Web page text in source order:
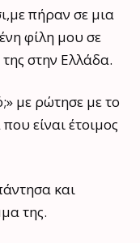
πήραν σε μια
φίλη μου σε
της στην Ελλάδα.
με ρώτησε με το
είναι έτοιμος
και
της.